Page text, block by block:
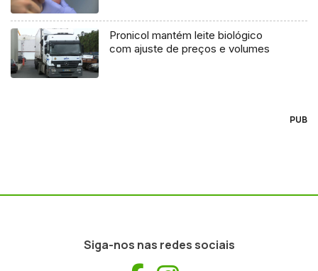
Pronicol mantém leite biológico
com ajuste de preços e volumes
PUB
Siga-nos nas redes sociais